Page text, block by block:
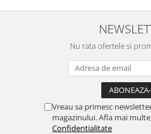
Nu rata ofertele si
Vreau sa primesc
magazinului. Afla mai
Confidentialitate